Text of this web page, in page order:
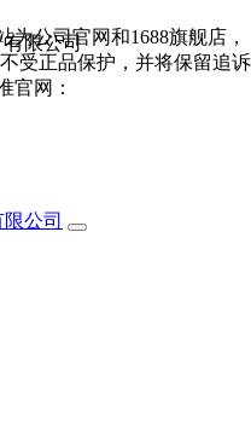
公司
为公司官网和1688旗舰店，
受正品保护，并将保留追诉
官网：